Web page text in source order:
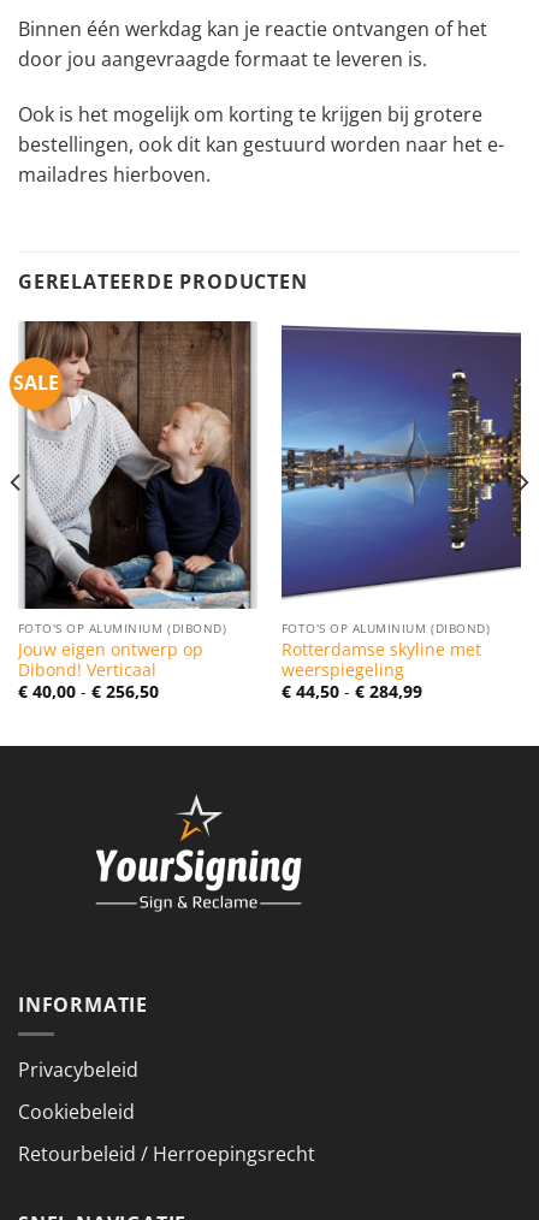
Binnen één werkdag kan je reactie ontvangen of het
door jou aangevraagde formaat te leveren is.
Ook is het mogelijk om korting te krijgen bij grotere
bestellingen, ook dit kan gestuurd worden naar het e-
mailadres hierboven.
GERELATEERDE PRODUCTEN
SALE
FOTO'S OP ALUMINIUM (DIBOND)
Jouw eigen ontwerp op
Dibond! Verticaal
€40,00 - €256,50Prijsklasse:
FOTO'S OP ALUMINIUM (DIBOND)
Rotterdamse skyline met
weerspiegeling
€44,50 - €284,99Prijsklasse:
INFORMATIE
Privacybeleid
Cookiebeleid
Retourbeleid / Herroepingsrecht